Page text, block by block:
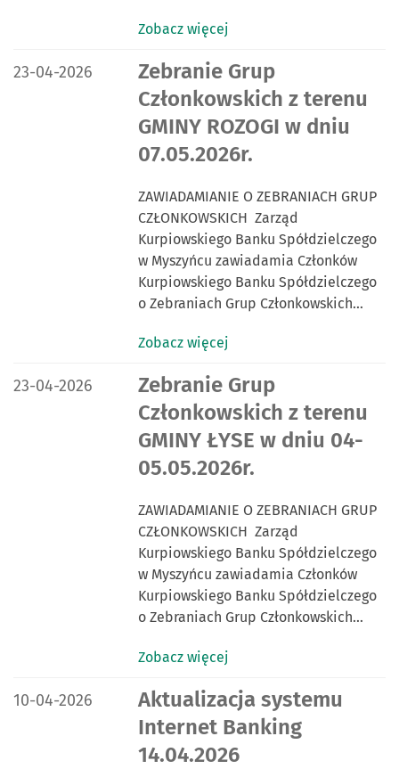
Zobacz więcej
DATA PUBLIKACJI:
23-04-2026
Zebranie Grup
Członkowskich z terenu
GMINY ROZOGI w dniu
07.05.2026r.
ZAWIADAMIANIE O ZEBRANIACH GRUP
CZŁONKOWSKICH Zarząd
Kurpiowskiego Banku Spółdzielczego
w Myszyńcu zawiadamia Członków
Kurpiowskiego Banku Spółdzielczego
o Zebraniach Grup Członkowskich…
Zobacz więcej
DATA PUBLIKACJI:
23-04-2026
Zebranie Grup
Członkowskich z terenu
GMINY ŁYSE w dniu 04-
05.05.2026r.
ZAWIADAMIANIE O ZEBRANIACH GRUP
CZŁONKOWSKICH Zarząd
Kurpiowskiego Banku Spółdzielczego
w Myszyńcu zawiadamia Członków
Kurpiowskiego Banku Spółdzielczego
o Zebraniach Grup Członkowskich…
Zobacz więcej
DATA PUBLIKACJI:
10-04-2026
Aktualizacja systemu
Internet Banking
14.04.2026